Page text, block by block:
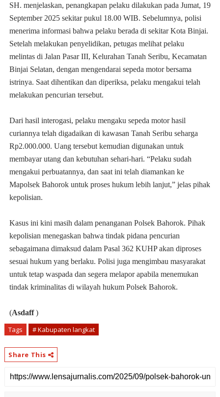
SH. menjelaskan, penangkapan pelaku dilakukan pada Jumat, 19
September 2025 sekitar pukul 18.00 WIB. Sebelumnya, polisi
menerima informasi bahwa pelaku berada di sekitar Kota Binjai.
Setelah melakukan penyelidikan, petugas melihat pelaku
melintas di Jalan Pasar III, Kelurahan Tanah Seribu, Kecamatan
Binjai Selatan, dengan mengendarai sepeda motor bersama
istrinya. Saat dihentikan dan diperiksa, pelaku mengakui telah
melakukan pencurian tersebut.
Dari hasil interogasi, pelaku mengaku sepeda motor hasil
curiannya telah digadaikan di kawasan Tanah Seribu seharga
Rp2.000.000. Uang tersebut kemudian digunakan untuk
membayar utang dan kebutuhan sehari-hari. “Pelaku sudah
mengakui perbuatannya, dan saat ini telah diamankan ke
Mapolsek Bahorok untuk proses hukum lebih lanjut,” jelas pihak
kepolisian.
Kasus ini kini masih dalam penanganan Polsek Bahorok. Pihak
kepolisian menegaskan bahwa tindak pidana pencurian
sebagaimana dimaksud dalam Pasal 362 KUHP akan diproses
sesuai hukum yang berlaku. Polisi juga mengimbau masyarakat
untuk tetap waspada dan segera melapor apabila menemukan
tindak kriminalitas di wilayah hukum Polsek Bahorok.
(Asdaff)
Tags # Kabupaten langkat
Share This